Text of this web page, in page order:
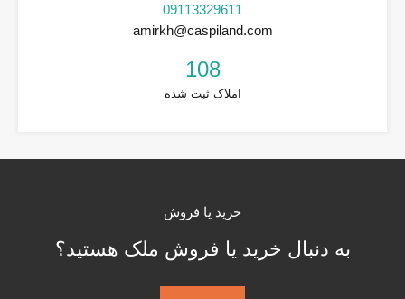
09113329611
amirkh@caspiland.com
108
املاک ثبت شده
خرید یا فروش
به دنبال خرید یا فروش ملک هستید؟